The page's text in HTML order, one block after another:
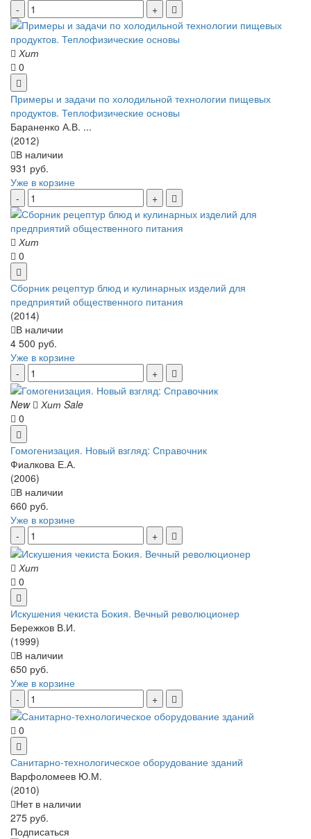
Хит
0
Примеры и задачи по холодильной технологии пищевых
продуктов. Теплофизические основы
Бараненко А.В. ...
(2012)
В наличии
931 руб.
Уже в корзине
Хит
0
Сборник рецептур блюд и кулинарных изделий для
предприятий общественного питания
(2014)
В наличии
4 500 руб.
Уже в корзине
New Хит Sale
0
Гомогенизация. Новый взгляд: Справочник
Фиалкова Е.А.
(2006)
В наличии
660 руб.
Уже в корзине
Хит
0
Искушения чекиста Бокия. Вечный революционер
Бережков В.И.
(1999)
В наличии
650 руб.
Уже в корзине
0
Санитарно-технологическое оборудование зданий
Варфоломеев Ю.М.
(2010)
Нет в наличии
275 руб.
Подписаться